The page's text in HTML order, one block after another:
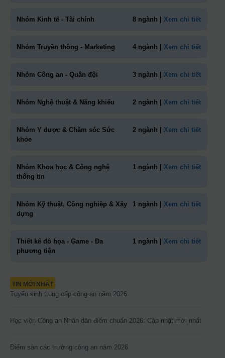
Nhóm Kinh tế - Tài chính 8 ngành | Xem chi tiết
Nhóm Truyền thông - Marketing 4 ngành | Xem chi tiết
Nhóm Công an - Quân đội 3 ngành | Xem chi tiết
Nhóm Nghệ thuật & Năng khiếu 2 ngành | Xem chi tiết
Nhóm Y dược & Chăm sóc Sức
khỏe
2 ngành | Xem chi tiết
Nhóm Khoa học & Công nghệ
thông tin
1 ngành | Xem chi tiết
Nhóm Kỹ thuật, Công nghiệp & Xây
dựng
1 ngành | Xem chi tiết
Thiết kế đồ họa - Game - Đa
phương tiện
1 ngành | Xem chi tiết
TIN MỚI NHẤT
Tuyển sinh trung cấp công an năm 2026
Học viện Công an Nhân dân điểm chuẩn 2026: Cập nhật mới nhất
Điểm sàn các trường công an năm 2026